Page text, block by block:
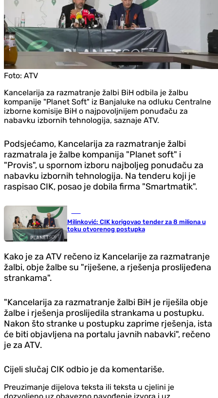
Foto: ATV
Kancelarija za razmatranje žalbi BiH odbila je žalbu
kompanije "Planet Soft" iz Banjaluke na odluku Centralne
izborne komisije BiH o najpovoljnijem ponuđaču za
nabavku izbornih tehnologija, saznaje ATV.
Podsjećamo, Kancelarija za razmatranje žalbi
razmatrala je žalbe kompanija "Planet soft" i
"Provis", u spornom izboru najboljeg ponuđaču za
nabavku izbornih tehnologija. Na tenderu koji je
raspisao CIK, posao je dobila firma "Smartmatik".
Milinković: CIK korigovao tender za 8 miliona u
toku otvorenog postupka
Kako je za ATV rečeno iz Kancelarije za razmatranje
žalbi, obje žalbe su "riješene, a rješenja proslijeđena
strankama".
"Kancelarija za razmatranje žalbi BiH je riješila obje
žalbe i rješenja proslijedila strankama u postupku.
Nakon što stranke u postupku zaprime rješenja, ista
će biti objavljena na portalu javnih nabavki", rečeno
je za ATV.
Cijeli slučaj CIK odbio je da komentariše.
Preuzimanje dijelova teksta ili teksta u cjelini je